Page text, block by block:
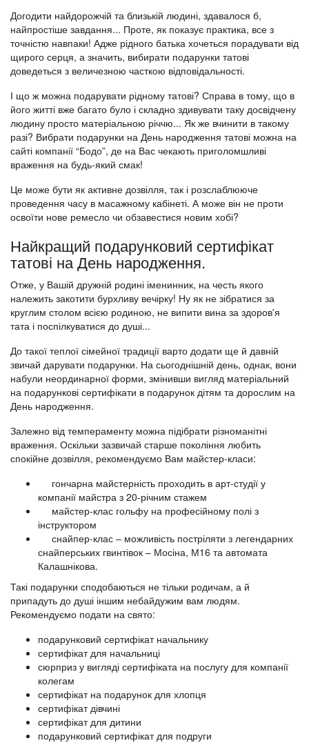
Догодити найдорожчій та близькій людині, здавалося б,
найпростіше завдання... Проте, як показує практика, все з
точністю навпаки! Адже рідного батька хочеться порадувати від
щирого серця, а значить, вибирати подарунки татові
доведеться з величезною часткою відповідальності.
І що ж можна подарувати рідному татові? Справа в тому, що в
його житті вже багато було і складно здивувати таку досвідчену
людину просто матеріальною річчю... Як же вчинити в такому
разі? Вибрати подарунки на День народження татові можна на
сайті компанії “Бодо”, де на Вас чекають приголомшливі
враження на будь-який смак!
Це може бути як активне дозвілля, так і розслаблююче
проведення часу в масажному кабінеті. А може він не проти
освоїти нове ремесло чи обзавестися новим хобі?
Найкращий подарунковий сертифікат
татові на День народження.
Отже, у Вашій дружній родині іменинник, на честь якого
належить закотити бурхливу вечірку! Ну як не зібратися за
круглим столом всією родиною, не випити вина за здоров'я
тата і поспілкуватися до душі...
До такої теплої сімейної традиції варто додати ще й давній
звичай дарувати подарунки. На сьогоднішній день, однак, вони
набули неординарної форми, змінивши вигляд матеріальний
на подарункові сертифікати в подарунок дітям та дорослим на
День народження.
Залежно від темпераменту можна підібрати різноманітні
враження. Оскільки зазвичай старше покоління любить
спокійне дозвілля, рекомендуємо Вам майстер-класи:
гончарна майстерність проходить в арт-студії у
компанії майстра з 20-річним стажем
майстер-клас гольфу на професійному полі з
інструктором
снайпер-клас – можливість постріляти з легендарних
снайперських гвинтівок – Мосіна, М16 та автомата
Калашнікова.
Такі подарунки сподобаються не тільки родичам, а й
припадуть до душі іншим небайдужим вам людям.
Рекомендуємо подати на свято:
подарунковий сертифікат начальнику
сертифікат для начальниці
сюрприз у вигляді сертифіката на послугу для компанії
колегам
сертифікат на подарунок для хлопця
сертифікат дівчині
сертифікат для дитини
подарунковий сертифікат для подруги